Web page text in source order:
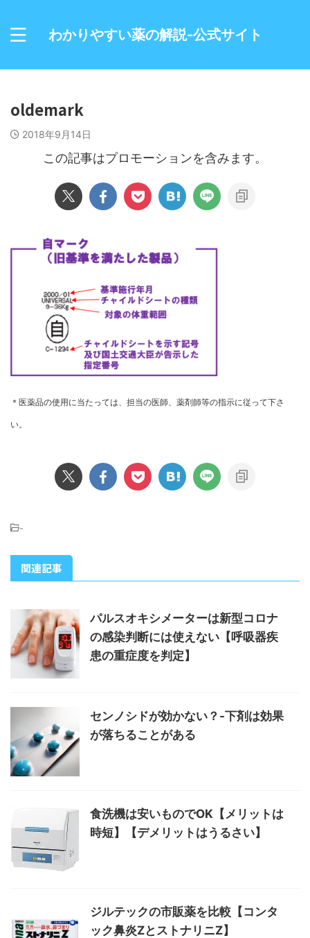
わかりやすい薬の解説-公式サイト
oldemark
2018年9月14日
この記事はプロモーションを含みます。
＊医薬品の使用に当たっては、担当の医師、薬剤師等の指示に従って下さ
い。
-
関連記事
パルスオキシメーターは新型コロナ
の感染判断には使えない【呼吸器疾
患の重症度を判定】
センノシドが効かない？-下剤は効果
が落ちることがある
食洗機は安いものでOK【メリットは
時短】【デメリットはうるさい】
ジルテックの市販薬を比較【コンタ
ック鼻炎ZとストナリニZ】